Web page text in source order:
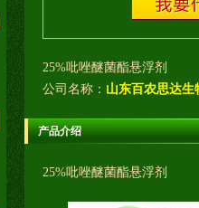
25%吡唑醚菌酯悬浮剂
公司名称： 山东百农思达生
产品介绍
25%吡唑醚菌酯悬浮剂